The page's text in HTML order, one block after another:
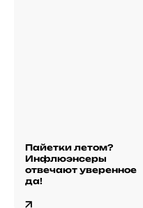
Пайетки летом?
Инфлюэнсеры
отвечают уверенное
да!